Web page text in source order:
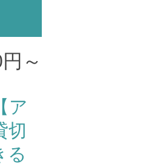
～
ア
切
る